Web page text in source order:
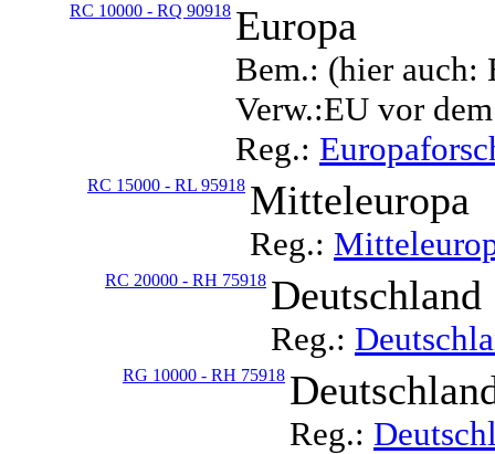
RC 10000 - RQ 90918 Europa
Bem.: (hier auch:
Verw.:EU vor
Reg.:
RC 15000 - RL 95918 Mitteleuropa
Reg.:
RC 20000 - RH 75918 Deutschland
Reg.:
RG 10000 - RH 75918
Reg.: